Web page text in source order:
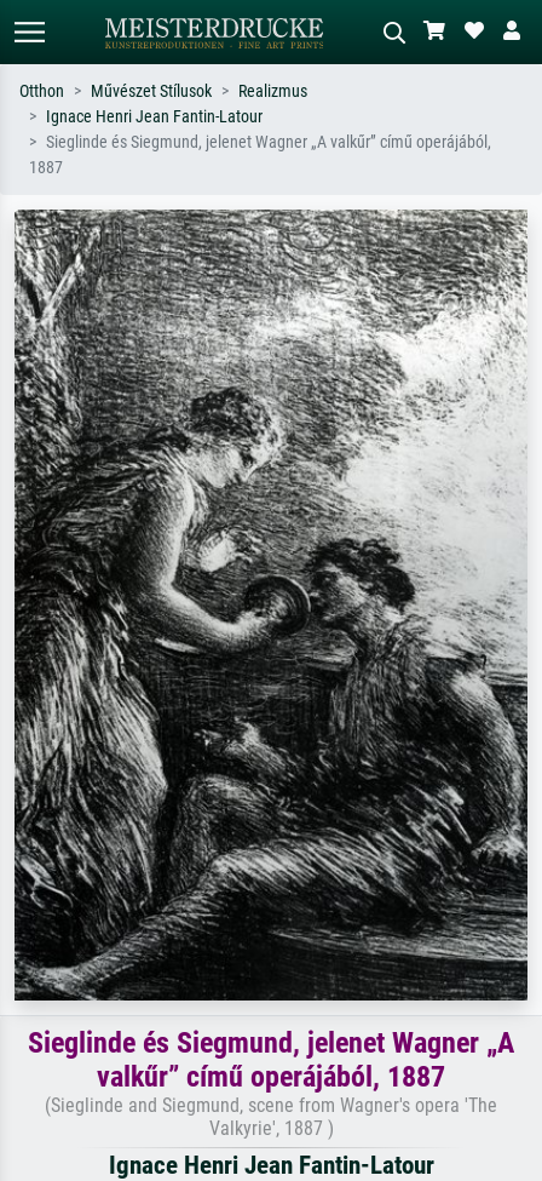
Alap keresés MI-képkereső
Keressen művész, műcím vagy stílus
impresszionizmus, Hokusai-hullám,
akt.
egy fa mellett.
Otthon Művészet Stílusok
Realizmus
Ignace Henri Jean Fantin-Latour
Sieglinde és Siegmund, jelenet Wagner „A valkűr” című operájából,
1887
Sieglinde és Siegmund, jelenet Wagner „A
valkűr” című operájából, 1887
(Sieglinde and Siegmund, scene from Wagner's opera 'The
Valkyrie', 1887 )
Ignace Henri Jean Fantin-Latour